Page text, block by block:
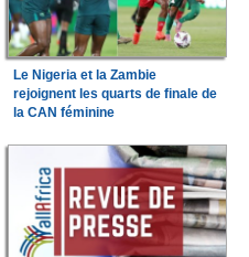
Le Nigeria et la Zambie
rejoignent les quarts de finale de
la CAN féminine